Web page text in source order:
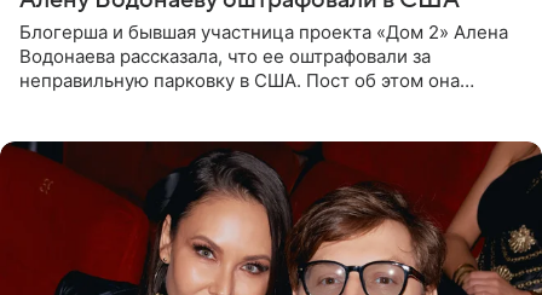
Блогерша и бывшая участница проекта «Дом 2» Алена
Водонаева рассказала, что ее оштрафовали за
неправильную парковку в США. Пост об этом она